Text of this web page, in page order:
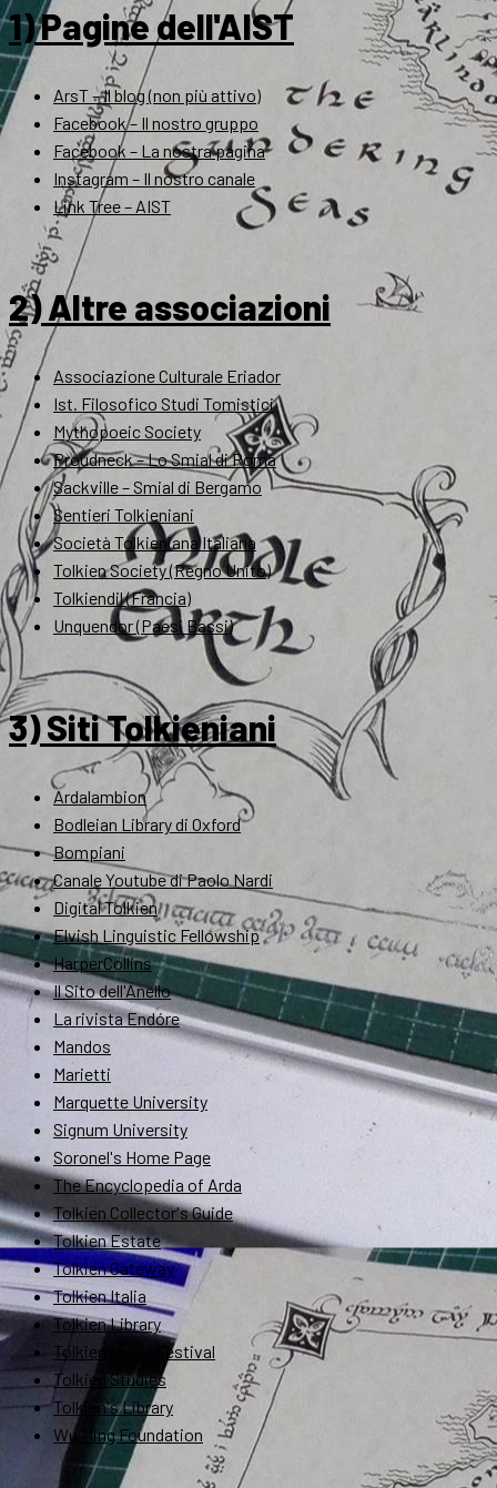
1) Pagine dell'AIST
ArsT – Il blog (non più attivo)
Facebook – Il nostro gruppo
Facebook – La nostra pagina
Instagram – Il nostro canale
Link Tree – AIST
2) Altre associazioni
Associazione Culturale Eriador
Ist. Filosofico Studi Tomistici
Mythopoeic Society
Proudneck – Lo Smial di Roma
Sackville – Smial di Bergamo
Sentieri Tolkieniani
Società Tolkieniana Italiana
Tolkien Society (Regno Unito)
Tolkiendil (Francia)
Unquendor (Paesi Bassi)
3) Siti Tolkieniani
Ardalambion
Bodleian Library di Oxford
Bompiani
Canale Youtube di Paolo Nardi
Digital Tolkien
Elvish Linguistic Fellowship
HarperCollins
Il Sito dell'Anello
La rivista Endóre
Mandos
Marietti
Marquette University
Signum University
Soronel's Home Page
The Encyclopedia of Arda
Tolkien Collector's Guide
Tolkien Estate
Tolkien Gateway
Tolkien Italia
Tolkien Library
Tolkien Music Festival
Tolkien Studies
Tolkien's Library
Wu Ming Foundation